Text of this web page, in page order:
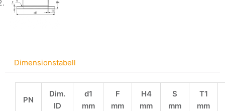
Dimensionstabell
PN
Dim.
ID
d1
mm
F
mm
H4
mm
S
mm
T1
mm